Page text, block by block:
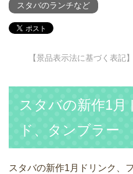
スタバのランチなど
【景品表示法に基づく表記
スタバの新作1月
ド、タンブラー
スタバの新作1月ドリンク、